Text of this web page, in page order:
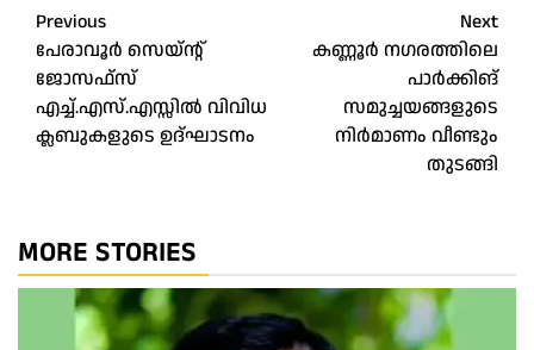
Post
navigation
Previous
പേരാവൂർ സെയ്ന്റ്
ജോസഫ്സ്
എച്ച്.എസ്.എസ്സിൽ വിവിധ
ക്ലബുകളുടെ ഉദ്ഘാടനം
Next
കണ്ണൂർ നഗരത്തിലെ
പാർക്കിങ്
സമുച്ചയങ്ങളുടെ
നിർമാണം വീണ്ടും
തുടങ്ങി
MORE STORIES